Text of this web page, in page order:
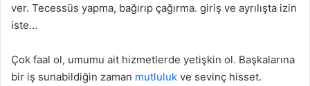
ver. Tecessüs yapma, bağırıp çağırma. giriş ve ayrılışta izin
iste…
Çok faal ol, umumu ait hizmetlerde yetişkin ol. Başkalarına
bir iş sunabildiğin zaman mutluluk ve sevinç hisset.